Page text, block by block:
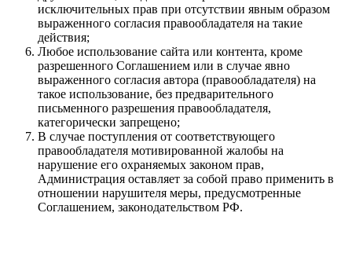
исключительных прав при отсутствии явным образом
выраженного согласия правообладателя на такие
действия;
Любое использование сайта или контента, кроме
разрешенного Соглашением или в случае явно
выраженного согласия автора (правообладателя) на
такое использование, без предварительного
письменного разрешения правообладателя,
категорически запрещено;
В случае поступления от соответствующего
правообладателя мотивированной жалобы на
нарушение его охраняемых законом прав,
Администрация оставляет за собой право применить в
отношении нарушителя меры, предусмотренные
Соглашением, законодательством РФ.